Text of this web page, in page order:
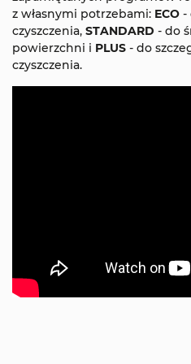
z własnymi potrzebami: ECO -
czyszczenia, STANDARD - do
powierzchni i PLUS - do
czyszczenia.